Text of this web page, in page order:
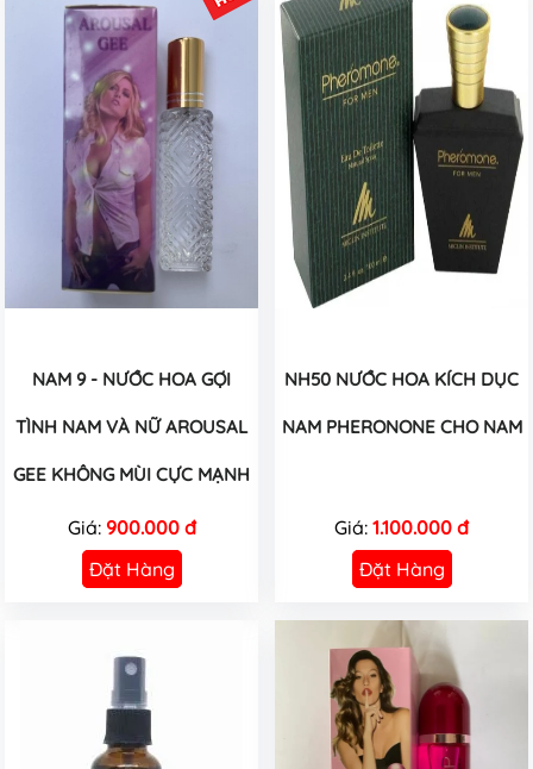
NAM 9 - NƯỚC HOA GỢI
TÌNH NAM VÀ NỮ AROUSAL
GEE KHÔNG MÙI CỰC MẠNH
Giá: 900.000 đ
Đặt Hàng
NH50 NƯỚC HOA KÍCH DỤC
NAM PHERONONE CHO NAM
Giá: 1.100.000 đ
Đặt Hàng